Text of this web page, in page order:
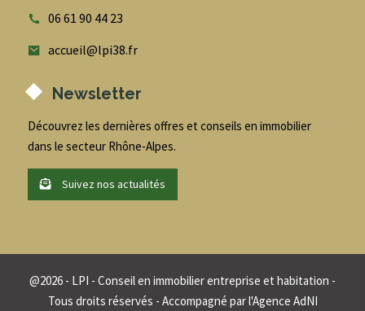
06 61 90 44 23
accueil@lpi38.fr
Newsletter
Découvrez les dernières offres et conseils en immobilier
dans le secteur Rhône-Alpes.
Suivez nos actualités
@2026 - LPI - Conseil en immobilier entreprise et habitation -
Tous droits réservés - Accompagné parl'Agence AdNI